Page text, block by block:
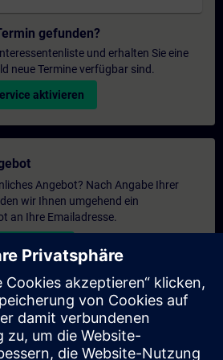
gefunden?
und erhalten Sie eine
neue Termine verfügbar sind.
aktivieren
Angebot? Nach Angabe Ihrer
wir Ihnen umgehend ein
an Ihre Emailadresse.
zusenden
höheren Schulungsangebot und
– entweder vor Ort bei Ihnen,